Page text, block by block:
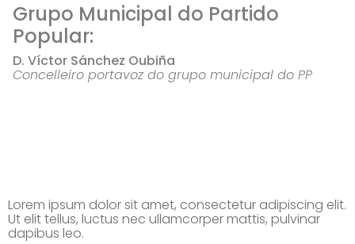
Grupo Municipal do Partido
Popular:
D. Víctor Sánchez Oubiña
Concelleiro portavoz do grupo municipal do PP
Lorem ipsum dolor sit amet, consectetur adipiscing elit.
Ut elit tellus, luctus nec ullamcorper mattis, pulvinar
dapibus leo.